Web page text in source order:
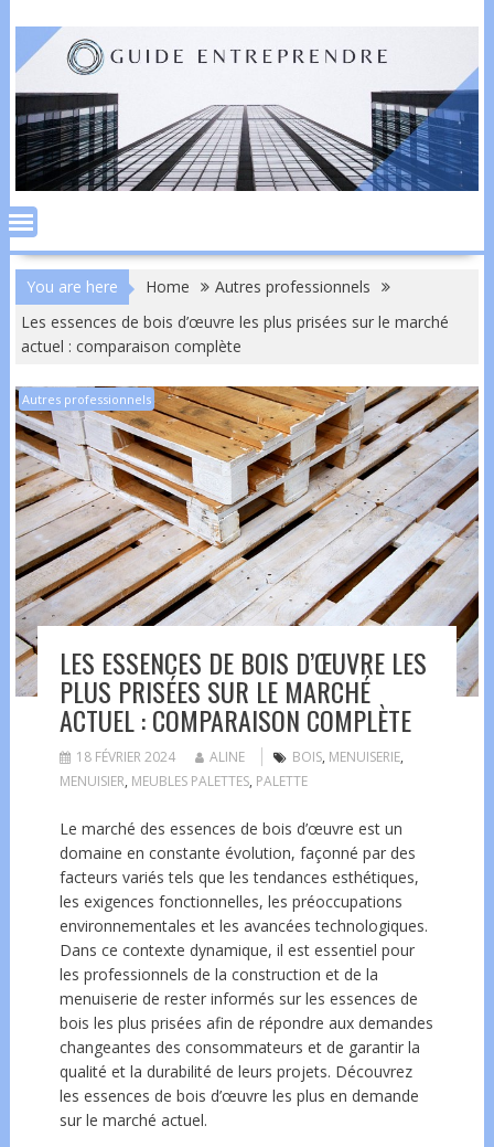
content
You are here Home
Autres professionnels
Les essences de bois d’œuvre les plus prisées sur le marché
actuel : comparaison complète
Autres professionnels
LES ESSENCES DE BOIS D’ŒUVRE LES
PLUS PRISÉES SUR LE MARCHÉ
ACTUEL : COMPARAISON COMPLÈTE
18 FÉVRIER 2024 ALINE BOIS, MENUISERIE,
MENUISIER, MEUBLES PALETTES, PALETTE
Le marché des essences de bois d’œuvre est un
domaine en constante évolution, façonné par des
facteurs variés tels que les tendances esthétiques,
les exigences fonctionnelles, les préoccupations
environnementales et les avancées technologiques.
Dans ce contexte dynamique, il est essentiel pour
les professionnels de la construction et de la
menuiserie de rester informés sur les essences de
bois les plus prisées afin de répondre aux demandes
changeantes des consommateurs et de garantir la
qualité et la durabilité de leurs projets. Découvrez
les essences de bois d’œuvre les plus en demande
sur le marché actuel.